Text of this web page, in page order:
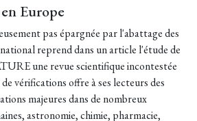
Europe
pas épargnée par l'abattage des
reprend dans un article l'étude de
une revue scientifique incontestée
vérifications offre à ses lecteurs des
majeures dans de nombreux
astronomie, chimie, pharmacie,